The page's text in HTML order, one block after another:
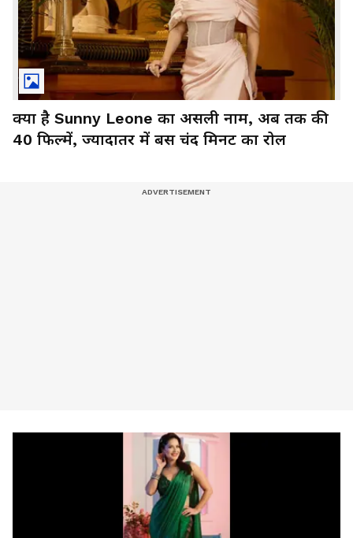
क्या है Sunny Leone का असली नाम, अब तक की
40 फिल्में, ज्यादातर में बस चंद मिनट का रोल